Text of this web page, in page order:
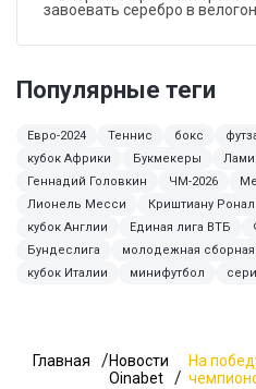
завоевать серебро в
Популярные теги
Евро-2024 Теннис бокс
кубок Африки
Букмекеры
Геннадий Головкин
ЧМ-2026
Лионель Месси
Криштиану
кубок Англии
Единая лига ВТБ
Бундеслига
молодежная сборная
кубок Италии
минифутбол
Главная
Новости
Oinabet
На